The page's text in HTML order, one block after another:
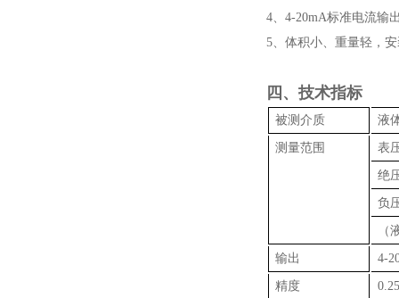
4、4-20mA标准电流输
5、体积小、重量轻，
四、技术指标
被测介质 液
测量范围 表
绝
负
（
输出 4-
精度